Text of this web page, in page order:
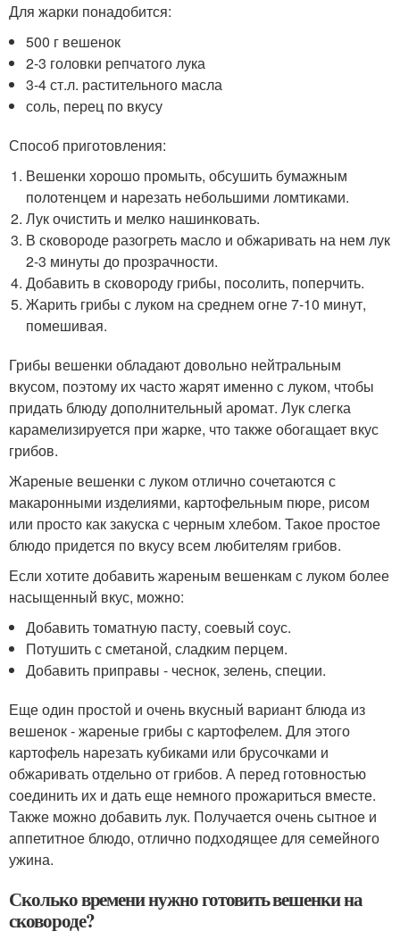
Для жарки понадобится:
500 г вешенок
2-3 головки репчатого лука
3-4 ст.л. растительного масла
соль, перец по вкусу
Способ приготовления:
Вешенки хорошо промыть, обсушить бумажным
полотенцем и нарезать небольшими ломтиками.
Лук очистить и мелко нашинковать.
В сковороде разогреть масло и обжаривать на нем лук
2-3 минуты до прозрачности.
Добавить в сковороду грибы, посолить, поперчить.
Жарить грибы с луком на среднем огне 7-10 минут,
помешивая.
Грибы вешенки обладают довольно нейтральным
вкусом, поэтому их часто жарят именно с луком, чтобы
придать блюду дополнительный аромат. Лук слегка
карамелизируется при жарке, что также обогащает вкус
грибов.
Жареные вешенки с луком отлично сочетаются с
макаронными изделиями, картофельным пюре, рисом
или просто как закуска с черным хлебом. Такое простое
блюдо придется по вкусу всем любителям грибов.
Если хотите добавить жареным вешенкам с луком более
насыщенный вкус, можно:
Добавить томатную пасту, соевый соус.
Потушить с сметаной, сладким перцем.
Добавить приправы - чеснок, зелень, специи.
Еще один простой и очень вкусный вариант блюда из
вешенок - жареные грибы с картофелем. Для этого
картофель нарезать кубиками или брусочками и
обжаривать отдельно от грибов. А перед готовностью
соединить их и дать еще немного прожариться вместе.
Также можно добавить лук. Получается очень сытное и
аппетитное блюдо, отлично подходящее для семейного
ужина.
Сколько времени нужно готовить вешенки на
сковороде?